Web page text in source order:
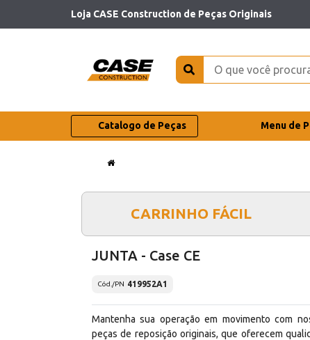
Loja CASE Construction de Peças Originais
Catalogo de Peças Menu de
CARRINHO FÁCIL
JUNTA - Case CE
Cód./PN 419952A1
Mantenha sua operação em movimento com
peças de reposição originais, que oferecem